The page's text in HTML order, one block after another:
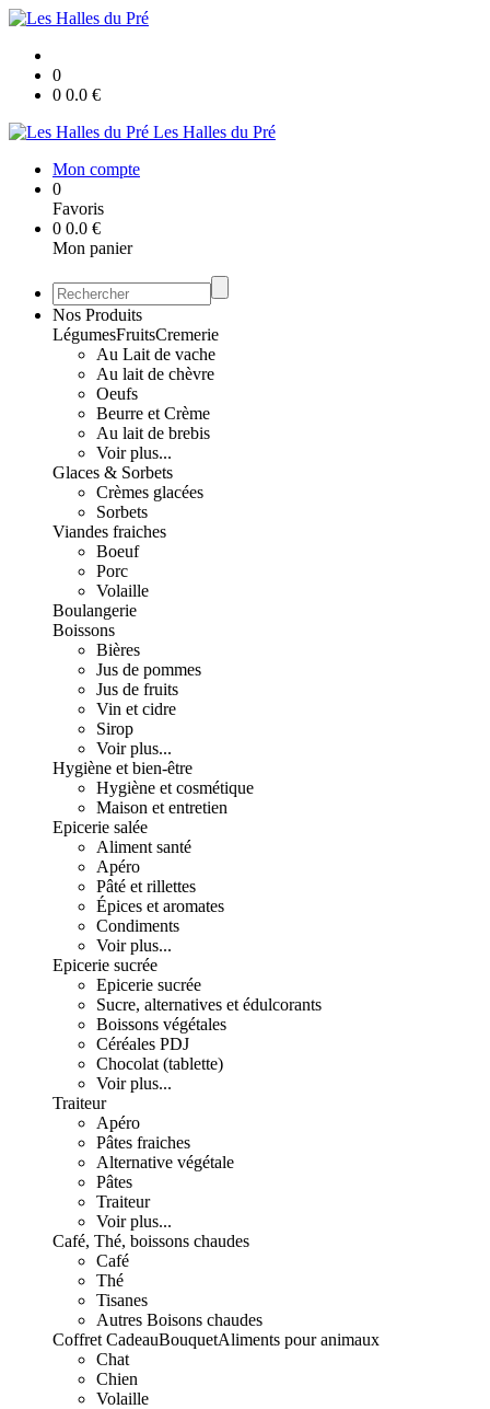
0
0 0.0 €
Les Halles du Pré
Mon compte
0
Favoris
0 0.0 €
Mon panier
Nos Produits
LégumesFruitsCremerie
Au Lait de vache
Au lait de chèvre
Oeufs
Beurre et Crème
Au lait de brebis
Voir plus...
Glaces & Sorbets
Crèmes glacées
Sorbets
Viandes fraiches
Boeuf
Porc
Volaille
Boulangerie
Boissons
Bières
Jus de pommes
Jus de fruits
Vin et cidre
Sirop
Voir plus...
Hygiène et bien-être
Hygiène et cosmétique
Maison et entretien
Epicerie salée
Aliment santé
Apéro
Pâté et rillettes
Épices et aromates
Condiments
Voir plus...
Epicerie sucrée
Epicerie sucrée
Sucre, alternatives et édulcorants
Boissons végétales
Céréales PDJ
Chocolat (tablette)
Voir plus...
Traiteur
Apéro
Pâtes fraiches
Alternative végétale
Pâtes
Traiteur
Voir plus...
Café, Thé, boissons chaudes
Café
Thé
Tisanes
Autres Boisons chaudes
Coffret CadeauBouquetAliments pour animaux
Chat
Chien
Volaille